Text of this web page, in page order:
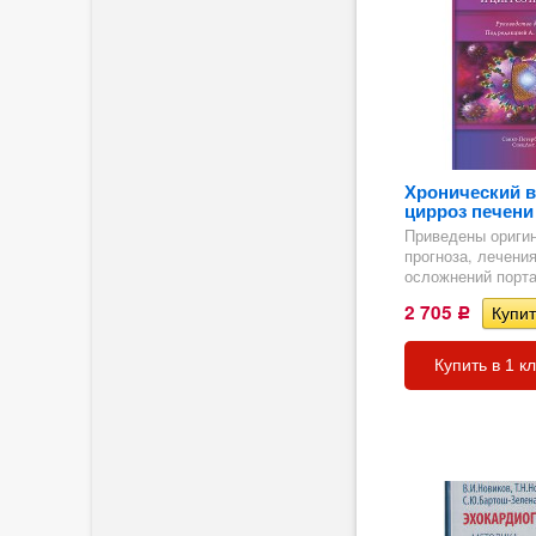
Хронический
цирроз
Приведены
прогноза,
осложнений
2 705 Р
Купить в 1